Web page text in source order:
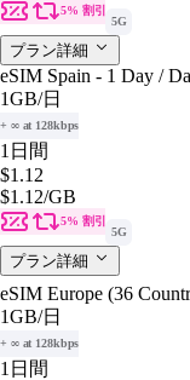
5% 割引
5G
プラン詳細
eSIM Spain - 1 Day /
1GB/日
+ ∞ at 128kbps
1日間
$1.12
$1.12/GB
5% 割引
5G
プラン詳細
eSIM Europe (36
1GB/日
+ ∞ at 128kbps
1日間